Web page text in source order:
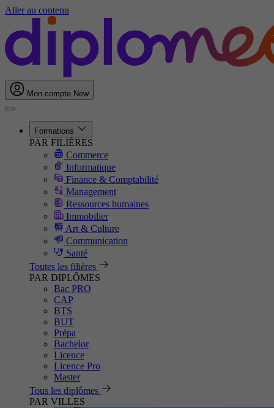
Aller au contenu
Mon compte New
Formations
PAR FILIÈRES
Commerce
Informatique
Finance & Comptabilité
Management
Ressources humaines
Immobilier
Art & Culture
Communication
Santé
Toutes les filières
PAR DIPLÔMES
Bac PRO
CAP
BTS
BUT
Prépa
Bachelor
Licence
Licence Pro
Master
Tous les diplômes
PAR VILLES